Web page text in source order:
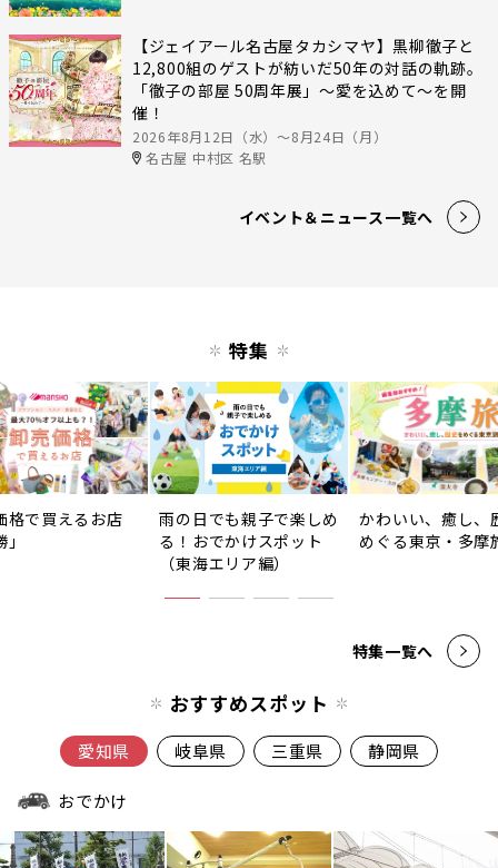
【ジェイアール名古屋タカシマヤ】黒柳徹子と
12,800組のゲストが紡いだ50年の対話の軌跡。
「徹子の部屋 50周年展」～愛を込めて～を開
催！
2026年8月12日（水）〜8月24日（月）
名古屋 中村区 名駅
イベント＆ニュース一覧へ
特集
格で買えるお店
雨の日でも親子で楽しめ
る！おでかけスポット
（東海エリア編）
かわいい、癒し、
めぐる東京・多摩
特集一覧へ
おすすめスポット
愛知県 岐阜県 三重県 静岡県
おでかけ